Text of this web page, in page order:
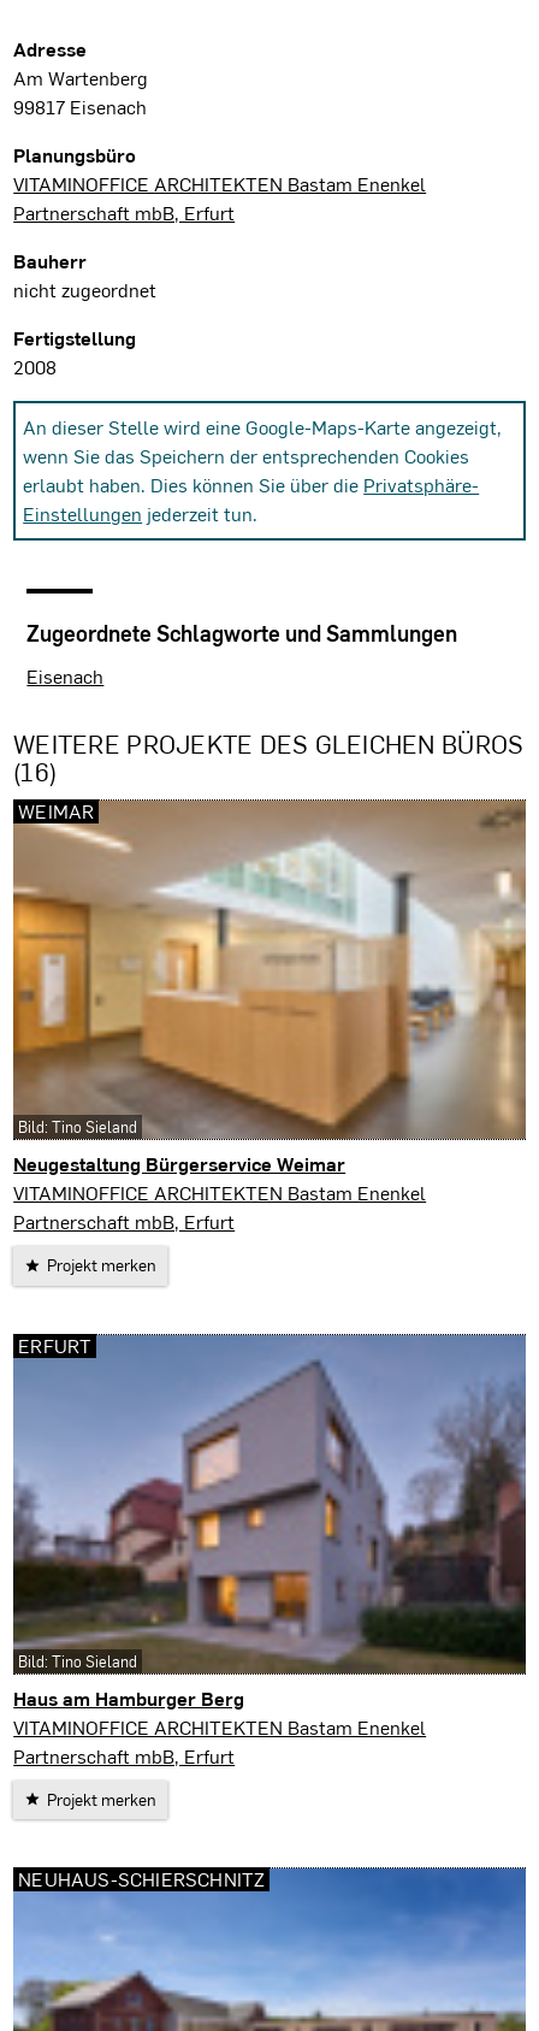
Projektdaten
Adresse
Am Wartenberg
99817 Eisenach
Planungsbüro
VITAMINOFFICE ARCHITEKTEN Bastam Enenkel
Partnerschaft mbB, Erfurt
Bauherr
nicht zugeordnet
Fertigstellung
2008
An dieser Stelle wird eine Google-Maps-Karte angezeigt,
wenn Sie das Speichern der entsprechenden Cookies
erlaubt haben. Dies können Sie über die Privatsphäre-
Einstellungen jederzeit tun.
Zugeordnete Schlagworte und Sammlungen
Eisenach
WEITERE PROJEKTE DES GLEICHEN BÜROS
(16)
Neugestaltung Bürgerservice Weimar
Weimar
VITAMINOFFICE ARCHITEKTEN Bastam Enenkel
Partnerschaft mbB, Erfurt
Projekt merken
WEIMAR
Bild: Tino Sieland
Haus am Hamburger Berg
Erfurt
VITAMINOFFICE ARCHITEKTEN Bastam Enenkel
Partnerschaft mbB, Erfurt
Projekt merken
ERFURT
Bild: Tino Sieland
NEUHAUS-SCHIERSCHNITZ